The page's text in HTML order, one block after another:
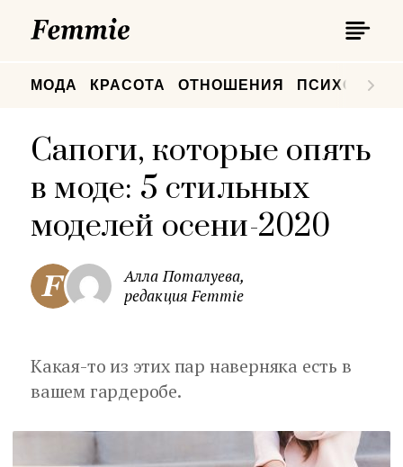
МОДА КРАСОТА ОТНОШЕНИЯ
Сапоги, которые опять
в моде: 5 стильных
моделей осени-2020
Алла Поталуева,
редакция Femmie
Какая-то из этих пар наверняка есть в
вашем гардеробе.